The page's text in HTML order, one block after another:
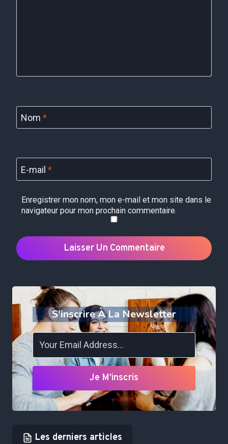
Nom *
E-mail *
Enregistrer mon nom, mon e-mail et mon site dans le
navigateur pour mon prochain commentaire.
S'inscrire À La Newsletter
Je M'inscris
Les derniers articles